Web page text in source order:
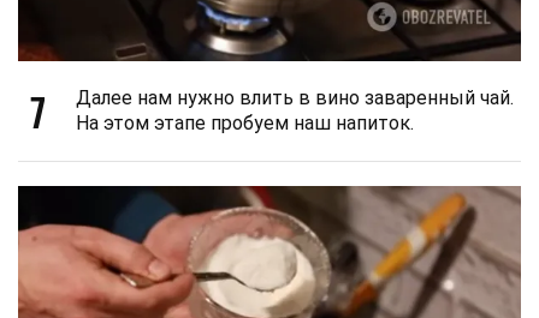
7
Далее нам нужно влить в вино заваренный чай.
На этом этапе пробуем наш напиток.